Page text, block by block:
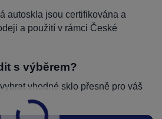
autoskla jsou certifikována a
a použití v rámci České
s výběrem?
vhodné sklo přesně pro váš